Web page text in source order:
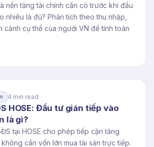
nền tảng tài chính cần có trước khi đầu
là đủ? Phân tích theo thu nhập,
cảnh cụ thể của người VN để tính toán
4 min read
HOSE: Đầu tư gián tiếp vào
là gì?
tại HOSE cho phép tiếp cận tăng
cần vốn lớn mua tài sản trực tiếp.